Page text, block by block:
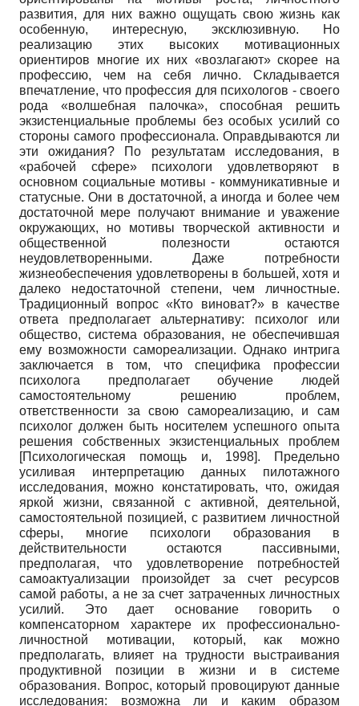
развития, для них важно ощущать свою жизнь как
особенную, интересную, эксклюзивную. Но
реализацию этих высоких мотивационных
ориентиров многие их них «возлагают» скорее на
профессию, чем на себя лично. Складывается
впечатление, что профессия для психологов - своего
рода «волшебная палочка», способная решить
экзистенциальные проблемы без особых усилий со
стороны самого профессионала. Оправдываются ли
эти ожидания? По результатам исследования, в
«рабочей сфере» психологи удовлетворяют в
основном социальные мотивы - коммуникативные и
статусные. Они в достаточной, а иногда и более чем
достаточной мере получают внимание и уважение
окружающих, но мотивы творческой активности и
общественной полезности остаются
неудовлетворенными. Даже потребности
жизнеобеспечения удовлетворены в большей, хотя и
далеко недостаточной степени, чем личностные.
Традиционный вопрос «Кто виноват?» в качестве
ответа предполагает альтернативу: психолог или
общество, система образования, не обеспечившая
ему возможности самореализации. Однако интрига
заключается в том, что специфика профессии
психолога предполагает обучение людей
самостоятельному решению проблем,
ответственности за свою самореализацию, и сам
психолог должен быть носителем успешного опыта
решения собственных экзистенциальных проблем
[Психологическая помощь и, 1998]. Предельно
усиливая интерпретацию данных пилотажного
исследования, можно констатировать, что, ожидая
яркой жизни, связанной с активной, деятельной,
самостоятельной позицией, с развитием личностной
сферы, многие психологи образования в
действительности остаются пассивными,
предполагая, что удовлетворение потребностей
самоактуализации произойдет за счет ресурсов
самой работы, а не за счет затраченных личностных
усилий. Это дает основание говорить о
компенсаторном характере их профессионально­
личностной мотивации, который, как можно
предполагать, влияет на трудности выстраивания
продуктивной позиции в жизни и в системе
образования. Вопрос, который провоцируют данные
исследования: возможна ли и каким образом